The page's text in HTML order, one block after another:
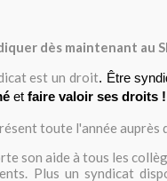
dès maintenant au
est un droit. Être
et faire valoir ses droits !
toute l'année auprès
son aide à tous les
Plus un syndicat